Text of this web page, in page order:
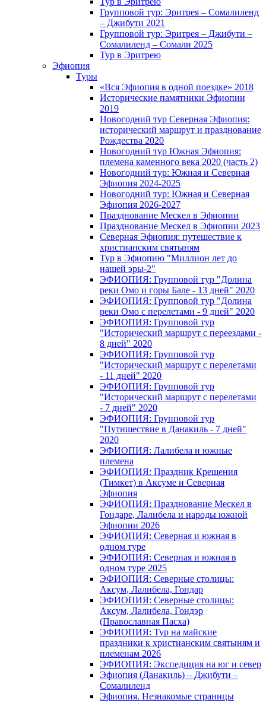
Групповой тур: Эритрея – Cомалиленд
– Джибути 2021
Групповой тур: Эритрея – Джибути –
Сомалиленд – Сомали 2025
Тур в Эритрею
Эфиопия
Туры
«Вся Эфиопия в одной поездке» 2018
Исторические памятники Эфиопии
2019
Новогодний тур Северная Эфиопия:
исторический маршрут и празднование
Рождества 2020
Новогодний тур Южная Эфиопия:
племена каменного века 2020 (часть 2)
Новогодний тур: Южная и Северная
Эфиопия 2024-2025
Новогодний тур: Южная и Северная
Эфиопия 2026-2027
Празднование Мескел в Эфиопии
Празднование Мескел в Эфиопии 2023
Северная Эфиопия: путешествие к
христианским святыням
Тур в Эфиопию "Миллион лет до
нашей эры-2"
ЭФИОПИЯ: Групповой тур "Долина
реки Омо и горы Бале - 13 дней" 2020
ЭФИОПИЯ: Групповой тур "Долина
реки Омо с перелетами - 9 дней" 2020
ЭФИОПИЯ: Групповой тур
"Исторический маршрут с переездами -
8 дней" 2020
ЭФИОПИЯ: Групповой тур
"Исторический маршрут с перелетами
- 11 дней" 2020
ЭФИОПИЯ: Групповой тур
"Исторический маршрут с перелетами
- 7 дней" 2020
ЭФИОПИЯ: Групповой тур
"Путишествие в Данакиль - 7 дней"
2020
ЭФИОПИЯ: Лалибела и южные
племена
ЭФИОПИЯ: Праздник Крещения
(Тимкет) в Аксуме и Северная
Эфиопия
ЭФИОПИЯ: Празднование Мескел в
Гондаре, Лалибела и народы южной
Эфиопии 2026
ЭФИОПИЯ: Северная и южная в
одном туре
ЭФИОПИЯ: Северная и южная в
одном туре 2025
ЭФИОПИЯ: Северные столицы:
Аксум, Лалибела, Гондар
ЭФИОПИЯ: Северные столицы:
Аксум, Лалибела, Гондэр
(Православная Пасха)
ЭФИОПИЯ: Тур на майские
праздники к христианским святыням и
племенам 2026
ЭФИОПИЯ: Экспедиция на юг и север
Эфиопия (Данакиль) – Джибути –
Cомалиленд
Эфиопия. Незнакомые страницы